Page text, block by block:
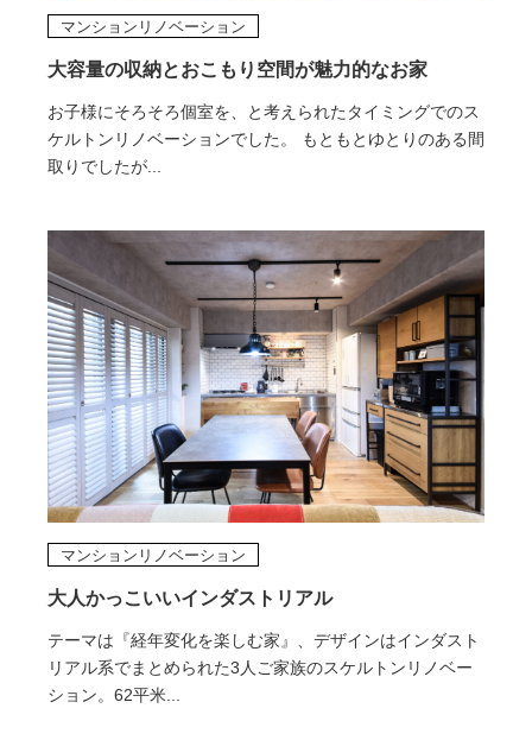
大容量の収納とおこもり空間が魅力的なお家
お子様にそろそろ個室を、と考えられたタイミングでのス
ケルトンリノベーションでした。 もともとゆとりのある間
取りでしたが...
マンションリノベーション
大人かっこいいインダストリアル
テーマは『経年変化を楽しむ家』、デザインはインダスト
リアル系でまとめられた3人ご家族のスケルトンリノベー
ション。62平米...
マンションリノベーション